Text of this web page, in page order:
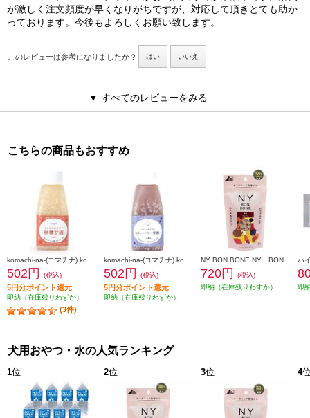
が激しく注文頻度が早くなりがちですが、対応して頂きとても助か
っております。今後もよろしくお願い致します。
このレビューは参考になりましたか？ はい いいえ
▼ すべてのレビューをみる
こちらの商品もおすすめ
502円 (税込)
5円分ポイント還元
即納（在庫残りわずか）
(3件)
502円 (税込)
5円分ポイント還元
即納（在庫残りわずか）
720円
(税込)
即納（在庫残りわずか）
即
犬用おやつ・水の人気ランキング
1位 2位 3位 4